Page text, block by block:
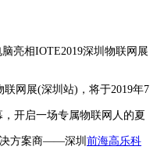
亮相IOTE2019深圳物联网展
网展(深圳站)，将于2019年7
开启一场专属物联网人的夏
决方案商——深圳 前海高乐科